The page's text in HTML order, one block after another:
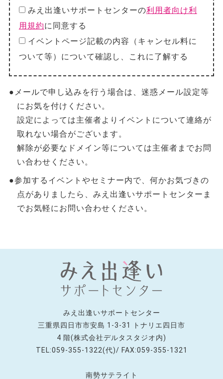
みえ出逢いサポートセンターの利用者向け利
用規約に同意する
イベントページ記載の内容（キャンセル料に
ついて等）について確認し、これに了解する
●メールで申し込みを行う場合は、迷惑メール設定等
にお気を付けください。
設定によっては主催者よりイベントについて連絡が
取れない場合がございます。
解除が必要なドメイン等については主催者までお問
い合わせください。
●参加するイベントやセミナー内で、何かお気づきの
点がありましたら、みえ出逢いサポートセンターま
でお気軽にお問い合わせください。
みえ出逢いサポートセンター
三重県四日市市安島 1-3-31 トナリエ四日市
4 階(株式会社デルタスタジオ内)
TEL:059-355-1322(代)/ FAX:059-355-1321
南勢サテライト